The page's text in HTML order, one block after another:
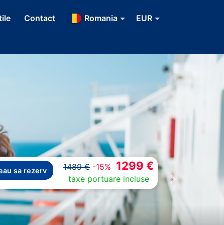
Contact Romania EUR
sa rezerv 1489 € -15% 1299 €
taxe portuare incluse
Next